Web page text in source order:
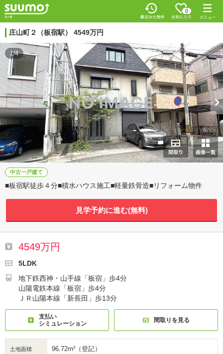
0
庄山町２（板宿駅） 4549万円
1/4
中古一戸建て
■板宿駅徒歩４分■積水ハウス施工■軽量鉄骨造■リフォーム物件
見学予約に進む(無料)
4549万円
5LDK
地下鉄西神・山手線「板宿」歩4分
山陽電鉄本線「板宿」歩4分
ＪＲ山陽本線「新長田」歩13分
支払い
シミュレーション
間取りを見る
土地面積 96.72m²（登記）